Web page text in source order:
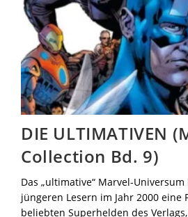
DIE ULTIMATIVEN
Collection Bd. 9)
Das „ultimative“ Marvel-
jüngeren Lesern im Jahr 2000
beliebten Superhelden des